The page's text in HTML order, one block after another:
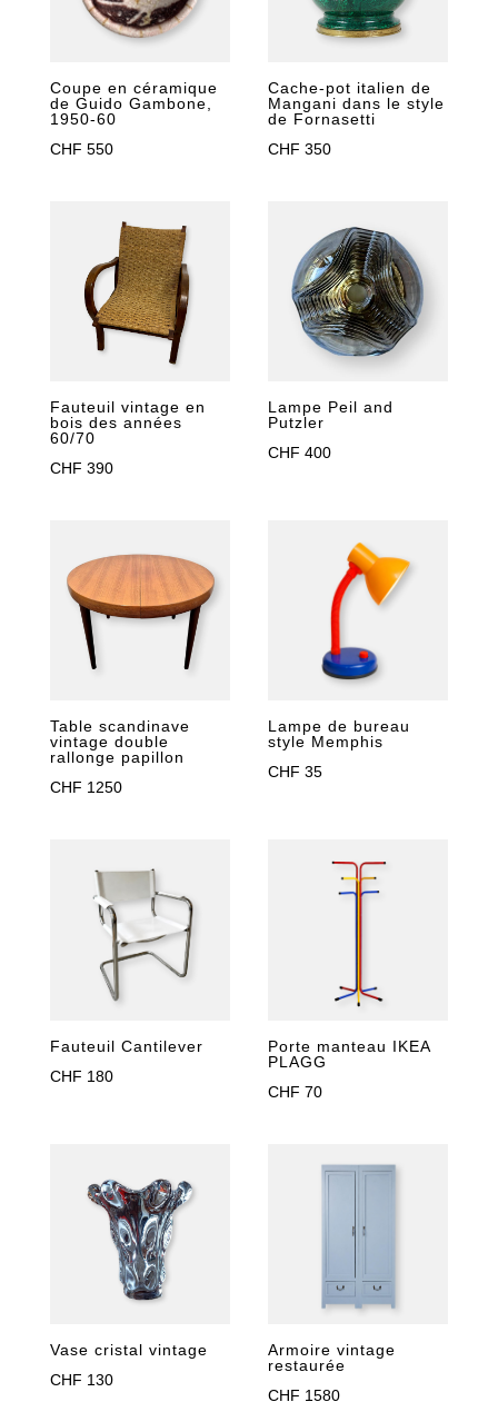
Coupe en céramique
de Guido Gambone,
1950-60
CHF 550
Cache-pot italien de
Mangani dans le style
de Fornasetti
CHF 350
Fauteuil vintage en
bois des années
60/70
CHF 390
Lampe Peil and
Putzler
CHF 400
Table scandinave
vintage double
rallonge papillon
CHF 1250
Lampe de bureau
style Memphis
CHF 35
Fauteuil Cantilever
CHF 180
Porte manteau IKEA
PLAGG
CHF 70
Vase cristal vintage
CHF 130
Armoire vintage
restaurée
CHF 1580